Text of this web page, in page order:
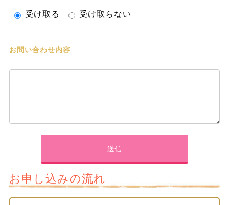
受け取る 受け取らない
お問い合わせ内容
お申し込みの流れ